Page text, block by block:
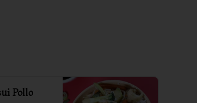
Pollo